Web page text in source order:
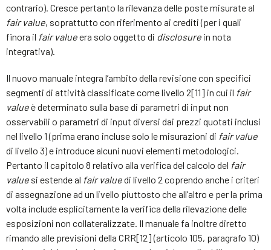
contrario). Cresce pertanto la rilevanza delle poste misurate al
fair value, soprattutto con riferimento ai crediti (per i quali
finora il fair valueera solo oggetto di disclosure in nota
integrativa).
Il nuovo manuale integra l’ambito della revisione con specifici
segmenti di attività classificate come livello 2[11] in cui il fair
valueè determinato sulla base di parametri di input non
osservabili o parametri di input diversi dai prezzi quotati inclusi
nel livello 1 (prima erano incluse solo le misurazioni di fair value
di livello 3) e introduce alcuni nuovi elementi metodologici.
Pertanto il capitolo 8 relativo alla verifica del calcolo del fair
value si estende al fair valuedi livello 2 coprendo anche i criteri
di assegnazione ad un livello piuttosto che all’altro e per la prima
volta include esplicitamente la verifica della rilevazione delle
esposizioni non collateralizzate. Il manuale fa inoltre diretto
rimando alle previsioni della CRR[12] (articolo 105, paragrafo 10)